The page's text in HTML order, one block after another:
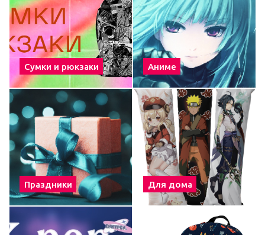
Сумки и рюкзаки Аниме
Праздники Для дома